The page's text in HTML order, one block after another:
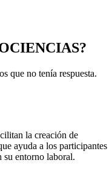
que no tenía respuesta.
la creación de
ayuda a los participantes
su entorno laboral.